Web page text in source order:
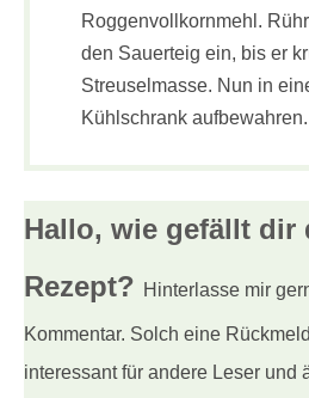
Roggenvollkornmehl.
den Sauerteig ein, bis er
Streuselmasse. Nun in
Kühlschrank aufbewahren.
Hallo, wie gefällt dir
Rezept? Hinterlasse mir
Kommentar. Solch eine
interessant für andere Leser und